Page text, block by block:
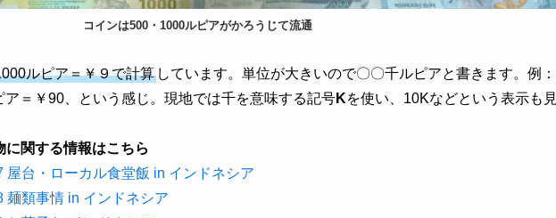
コインは500・1000ルピアがかろうじて流通
ルピア＝￥９で計算 しています。単位が大きいので〇〇千ルピアと書きます。例：
＝￥90、という感じ。現地では千を意味する記号Kを使い、10Kなどという表示も
関する情報はこちら
屋台・ローカル食堂飯 in インドネシア
麺類事情 in インドネシア